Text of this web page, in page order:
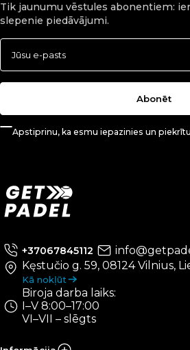
Tik jaunumu vēstules abonentiem:
slepenie piedāvājumi.
Apstiprinu, ka esmu iepazinies un piekrītu
Abonēt
+37067845112
Kęstučio g. 59, 08124 Vilnius,
Kā nokļūt
Biroja darba laiks:
I–V 8:00–17:00
VI–VII – slēgts